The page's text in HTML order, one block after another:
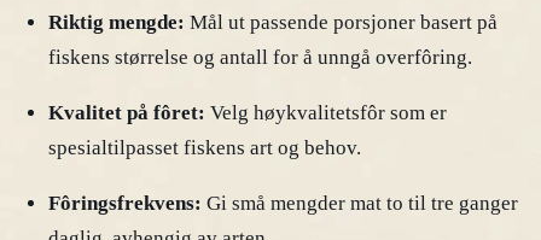
Riktig mengde: Mål ut passende porsjoner basert på
fiskens størrelse og antall for å unngå overfôring.
Kvalitet på fôret: Velg høykvalitetsfôr som er
spesialtilpasset fiskens art og behov.
Fôringsfrekvens: Gi små mengder mat to til tre ganger